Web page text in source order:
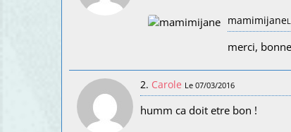
mamimijane
merci,
2. Carole Le 07/03/2016
humm ca doit etre bon !